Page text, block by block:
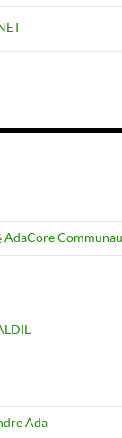
AdaCore
Ada